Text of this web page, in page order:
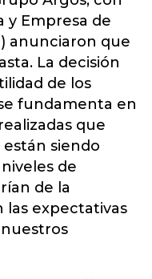
y Empresa de
anunciaron que
La decisión
de los
fundamenta en
que
siendo
de
de la
expectativas